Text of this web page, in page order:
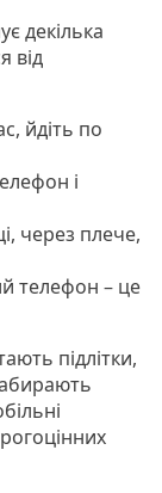
декілька
від
йдіть по
і
через плече,
телефон – це
підлітки,